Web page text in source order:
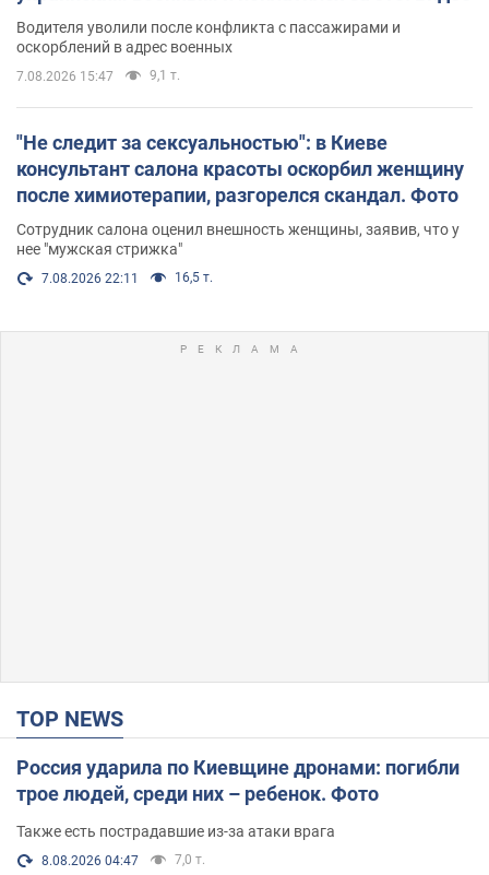
Водителя уволили после конфликта с пассажирами и
оскорблений в адрес военных
7.08.2026 15:47 9,1 т.
"Не следит за сексуальностью": в Киеве
консультант салона красоты оскорбил женщину
после химиотерапии, разгорелся скандал. Фото
Сотрудник салона оценил внешность женщины, заявив, что у
нее "мужская стрижка"
7.08.2026 22:11 16,5 т.
TOP NEWS
Россия ударила по Киевщине дронами: погибли
трое людей, среди них – ребенок. Фото
Также есть пострадавшие из-за атаки врага
8.08.2026 04:47 7,0 т.